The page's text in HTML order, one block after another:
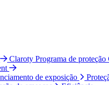
Claroty Programa de proteção
de exposição